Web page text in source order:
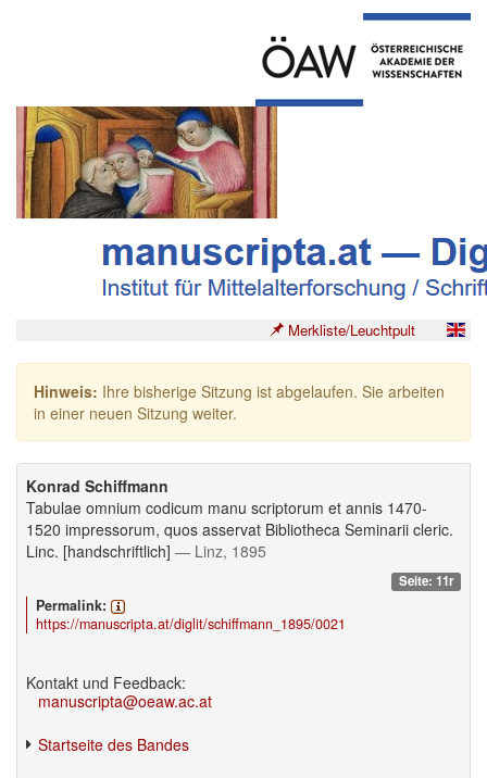
Merkliste/Leuchtpult
Hinweis: Ihre bisherige Sitzung ist abgelaufen. Sie arbeiten
in einer neuen Sitzung weiter.
Konrad Schiffmann
Tabulae omnium codicum manu scriptorum et annis 1470-
1520 impressorum, quos asservat Bibliotheca Seminarii cleric.
Linc. [handschriftlich] — Linz, 1895
Seite: 11r
Permalink:
https://manuscripta.at/diglit/schiffmann_1895/0021
Kontakt und Feedback:
manuscripta@oeaw.ac.at
Startseite des Bandes